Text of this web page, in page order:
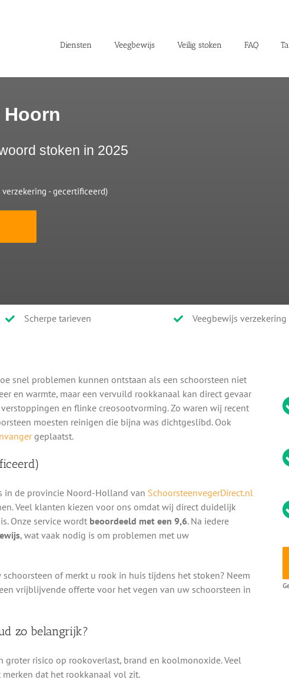
Diensten Veegbewijs Veilig stoken FAQ
stoken in 2025
verzekering - gecertificeerd)
Scherpe tarieven Veegbewijs verzekering
snel problemen kunnen ontstaan als een schoorsteen niet
en warmte, maar een vervuild rookkanaal kan direct gevaar
en flinke creosootvorming. Zo waren wij recent
moesten reinigen die bijna was dichtgeslibd. Ook
geplaatst.
in de provincie Noord-Holland van SchoorsteenvegerDirect.nl
Veel klanten kiezen voor ons omdat wij direct duidelijk
Onze service wordt beoordeeld met een 9,6. Na iedere
, wat vaak nodig is om problemen met uw
of merkt u rook in huis tijdens het stoken? Neem
vrijblijvende offerte voor het vegen van uw schoorsteen in
zo belangrijk?
risico op rookoverlast, brand en koolmonoxide. Veel
dat het rookkanaal vol zit.